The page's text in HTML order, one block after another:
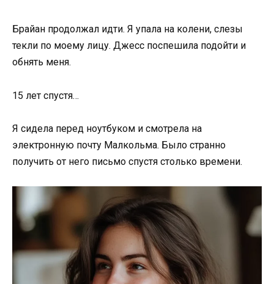
Брайан продолжал идти. Я упала на колени, слезы
текли по моему лицу. Джесс поспешила подойти и
обнять меня.
15 лет спустя…
Я сидела перед ноутбуком и смотрела на
электронную почту Малкольма. Было странно
получить от него письмо спустя столько времени.